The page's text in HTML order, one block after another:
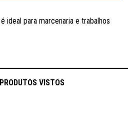
ideal para marcenaria e trabalhos
VISTOS